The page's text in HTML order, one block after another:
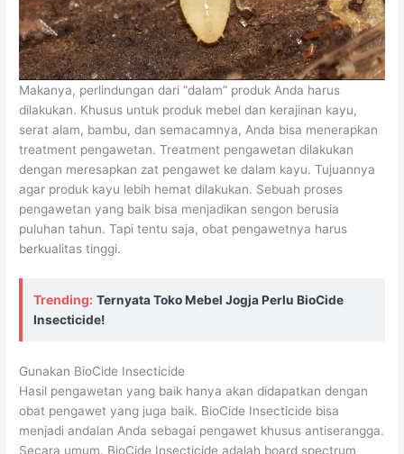
Makanya, perlindungan dari “dalam” produk Anda harus
dilakukan. Khusus untuk produk mebel dan kerajinan kayu,
serat alam, bambu, dan semacamnya, Anda bisa menerapkan
treatment pengawetan. Treatment pengawetan dilakukan
dengan meresapkan zat pengawet ke dalam kayu. Tujuannya
agar produk kayu lebih hemat dilakukan. Sebuah proses
pengawetan yang baik bisa menjadikan sengon berusia
puluhan tahun. Tapi tentu saja, obat pengawetnya harus
berkualitas tinggi.
Trending: Ternyata Toko Mebel Jogja Perlu BioCide
Insecticide!
Gunakan BioCide Insecticide
Hasil pengawetan yang baik hanya akan didapatkan dengan
obat pengawet yang juga baik. BioCide Insecticide bisa
menjadi andalan Anda sebagai pengawet khusus antiserangga.
Secara umum, BioCide Insecticide adalah board spectrum